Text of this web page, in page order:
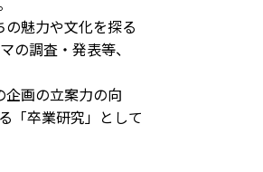
魅力や文化を探る
の調査・発表等、
画の立案力の向
「卒業研究」として